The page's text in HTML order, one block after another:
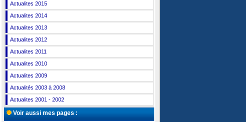
Actualites 2015
Actualites 2014
Actualites 2013
Actualites 2012
Actualites 2011
Actualites 2010
Actualites 2009
Actualités 2003 à 2008
Actualites 2001 - 2002
Voir aussi mes pages :